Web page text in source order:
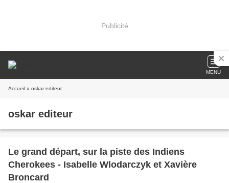
Publicité
MENU
Accueil » oskar editeur
oskar editeur
Le grand départ, sur la piste des Indiens
Cherokees - Isabelle Wlodarczyk et Xavière
Broncard